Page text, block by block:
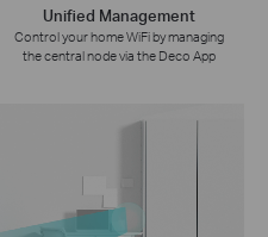
Unified Management
Control your home WiFi by managing
the central node via the Deco App